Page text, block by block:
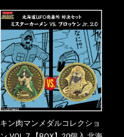
キン肉マンメダルコレクショ